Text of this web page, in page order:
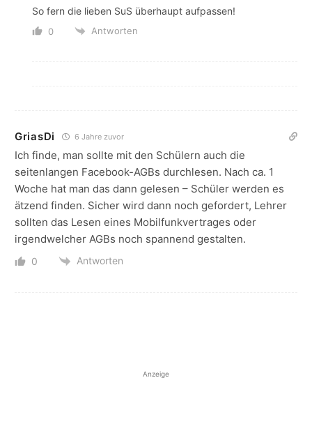
So fern die lieben SuS überhaupt aufpassen!
0 Antworten
GriasDi 6 Jahre zuvor
Ich finde, man sollte mit den Schülern auch die
seitenlangen Facebook-AGBs durchlesen. Nach ca. 1
Woche hat man das dann gelesen – Schüler werden es
ätzend finden. Sicher wird dann noch gefordert, Lehrer
sollten das Lesen eines Mobilfunkvertrages oder
irgendwelcher AGBs noch spannend gestalten.
0 Antworten
Anzeige